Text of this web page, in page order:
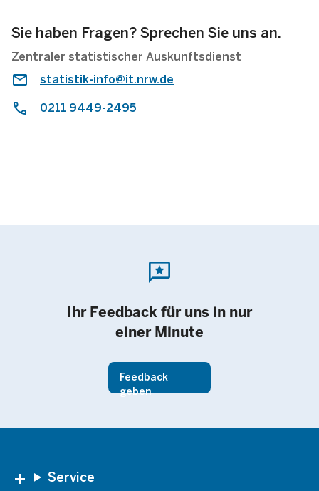
Sie haben Fragen? Sprechen Sie uns an.
Zentraler statistischer Auskunftsdienst
statistik-info@it.nrw.de
0211 9449-2495
reviews
Ihr Feedback für uns in nur
einer Minute
Feedback
geben
Footer Service